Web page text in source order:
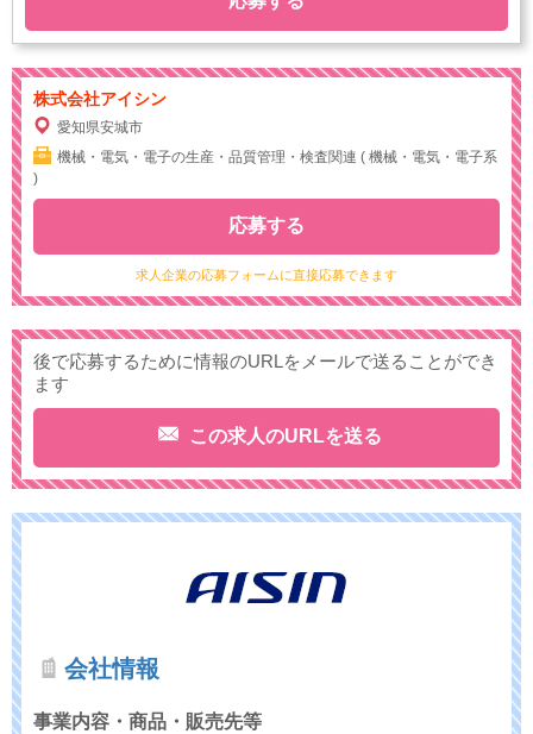
株式会社アイシン
愛知県安城市
機械・電気・電子の生産・品質管理・検査関連 ( 機械・電気・電子系
)
求人企業の応募フォームに直接応募できます
応募する
後で応募するために情報のURLをメールで送ることができ
ます
この求人のURLを送る
会社情報
事業内容・商品・販売先等